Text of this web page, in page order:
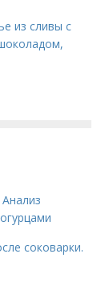
из сливы с
соковарки.